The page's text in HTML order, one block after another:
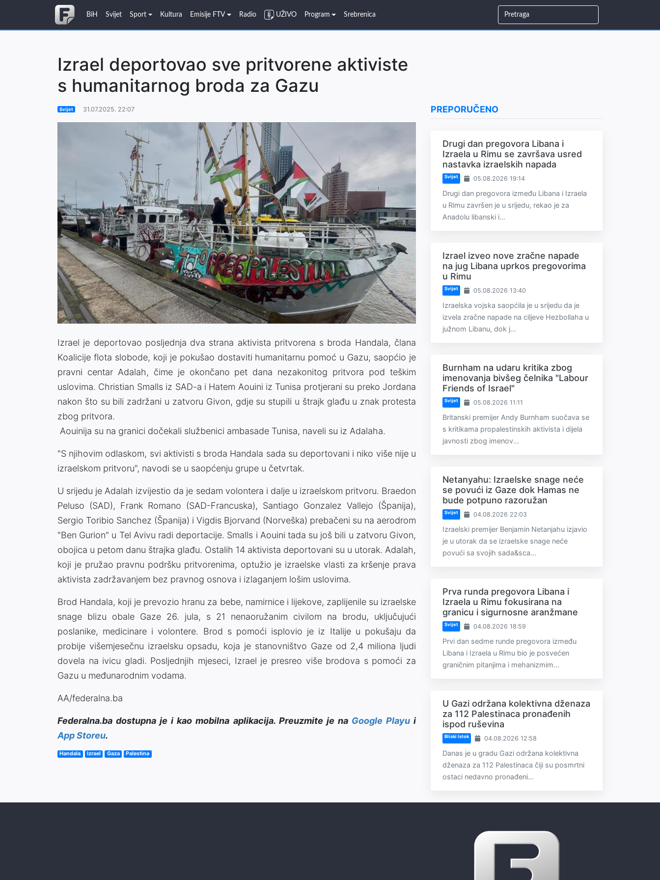
BiH Svijet Sport Kultura Emisije FTV Radio UŽIVO Program Srebrenica
Izrael deportovao sve pritvorene aktiviste
s humanitarnog broda za Gazu
Svijet 31.07.2025. 22:07
Izrael je deportovao posljednja dva strana aktivista pritvorena s broda Handala, člana
Koalicije flota slobode, koji je pokušao dostaviti humanitarnu pomoć u Gazu, saopćio je
pravni centar Adalah, čime je okončano pet dana nezakonitog pritvora pod teškim
uslovima. Christian Smalls iz SAD-a i Hatem Aouini iz Tunisa protjerani su preko Jordana
nakon što su bili zadržani u zatvoru Givon, gdje su stupili u štrajk glađu u znak protesta
zbog pritvora.
Aouinija su na granici dočekali službenici ambasade Tunisa, naveli su iz Adalaha.
"S njihovim odlaskom, svi aktivisti s broda Handala sada su deportovani i niko više nije u
izraelskom pritvoru", navodi se u saopćenju grupe u četvrtak.
U srijedu je Adalah izvijestio da je sedam volontera i dalje u izraelskom pritvoru. Braedon
Peluso (SAD), Frank Romano (SAD-Francuska), Santiago Gonzalez Vallejo (Španija),
Sergio Toribio Sanchez (Španija) i Vigdis Bjorvand (Norveška) prebačeni su na aerodrom
"Ben Gurion" u Tel Avivu radi deportacije. Smalls i Aouini tada su još bili u zatvoru Givon,
obojica u petom danu štrajka glađu. Ostalih 14 aktivista deportovani su u utorak. Adalah,
koji je pružao pravnu podršku pritvorenima, optužio je izraelske vlasti za kršenje prava
aktivista zadržavanjem bez pravnog osnova i izlaganjem lošim uslovima.
Brod Handala, koji je prevozio hranu za bebe, namirnice i lijekove, zaplijenile su izraelske
snage blizu obale Gaze 26. jula, s 21 nenaoružanim civilom na brodu, uključujući
poslanike, medicinare i volontere. Brod s pomoći isplovio je iz Italije u pokušaju da
probije višemjesečnu izraelsku opsadu, koja je stanovništvo Gaze od 2,4 miliona ljudi
dovela na ivicu gladi. Posljednjih mjeseci, Izrael je presreo više brodova s pomoći za
Gazu u međunarodnim vodama.
AA/federalna.ba
Federalna.ba dostupna je i kao mobilna aplikacija. Preuzmite je na Google Playui
App Storeu.
Handala Izrael Gaza Palestina
PREPORUČENO
Drugi dan pregovora Libana i
Izraela u Rimu se završava usred
nastavka izraelskih napada
Svijet 05.08.2026 19:14
Drugi dan pregovora između Libana i Izraela
u Rimu završen je u srijedu, rekao je za
Anadolu libanski i...
Izrael izveo nove zračne napade
na jug Libana uprkos pregovorima
u Rimu
Svijet 05.08.2026 13:40
Izraelska vojska saopćila je u srijedu da je
izvela zračne napade na ciljeve Hezbollaha u
južnom Libanu, dok j...
Burnham na udaru kritika zbog
imenovanja bivšeg čelnika "Labour
Friends of Israel"
Svijet 05.08.2026 11:11
Britanski premijer Andy Burnham suočava se
s kritikama propalestinskih aktivista i dijela
javnosti zbog imenov...
Netanyahu: Izraelske snage neće
se povući iz Gaze dok Hamas ne
bude potpuno razoružan
Svijet 04.08.2026 22:03
Izraelski premijer Benjamin Netanjahu izjavio
je u utorak da se izraelske snage neće
povući sa svojih sada&sca...
Prva runda pregovora Libana i
Izraela u Rimu fokusirana na
granicu i sigurnosne aranžmane
Svijet 04.08.2026 18:59
Prvi dan sedme runde pregovora između
Libana i Izraela u Rimu bio je posvećen
graničnim pitanjima i mehanizmim...
U Gazi održana kolektivna dženaza
za 112 Palestinaca pronađenih
ispod ruševina
Bliski Istok 04.08.2026 12:58
Danas je u gradu Gazi održana kolektivna
dženaza za 112 Palestinaca čiji su posmrtni
ostaci nedavno pronađeni...